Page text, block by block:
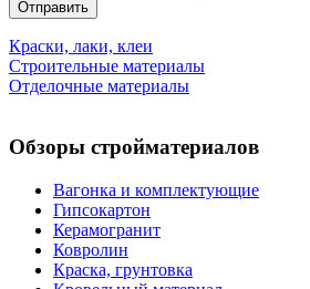
Краски, лаки, клеи
Строительные материалы
Отделочные материалы
Обзоры стройматериалов
Вагонка и комплектующие
Гипсокартон
Керамогранит
Ковролин
Краска, грунтовка